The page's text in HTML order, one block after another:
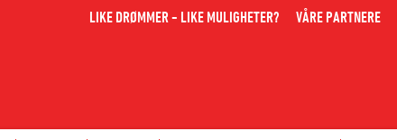
LIKE DRØMMER - LIKE MULIGHETER? VÅRE PARTNERE